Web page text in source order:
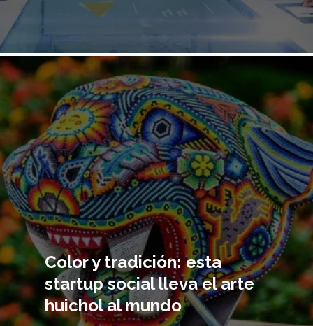
Imagen
principal
Color y tradición: esta
startup social lleva el arte
huichol al mundo